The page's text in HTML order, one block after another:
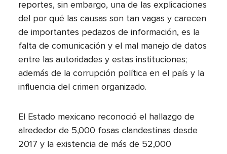
reportes, sin embargo, una de las explicaciones
del por qué las causas son tan vagas y carecen
de importantes pedazos de información, es la
falta de comunicación y el mal manejo de datos
entre las autoridades y estas instituciones;
además de la corrupción política en el país y la
influencia del crimen organizado.
El Estado mexicano reconoció el hallazgo de
alrededor de 5,000 fosas clandestinas desde
2017 y la existencia de más de 52,000